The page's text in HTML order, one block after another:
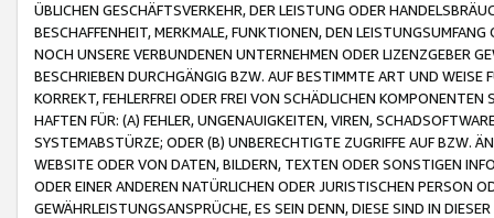
ÜBLICHEN GESCHÄFTSVERKEHR, DER LEISTUNG ODER
BESCHAFFENHEIT, MERKMALE, FUNKTIONEN, DEN
NOCH UNSERE VERBUNDENEN UNTERNEHMEN ODER LIZENZGEBER
BESCHRIEBEN DURCHGÄNGIG BZW. AUF BESTIMMTE ART UND
KORREKT, FEHLERFREI ODER FREI VON SCHÄDLICHEN
HAFTEN FÜR: (A) FEHLER, UNGENAUIGKEITEN, VIREN,
SYSTEMABSTÜRZE; ODER (B) UNBERECHTIGTE ZUGRIFFE AUF BZW.
WEBSITE ODER VON DATEN, BILDERN, TEXTEN ODER SONSTIGEN
ODER EINER ANDEREN NATÜRLICHEN ODER JURISTISCHEN PERSON
GEWÄHRLEISTUNGSANSPRÜCHE, ES SEIN DENN, DIESE SIND IN